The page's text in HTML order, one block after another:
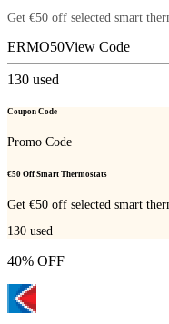
Get €50 off selected smart
ERMO50View Code
130 used
Coupon Code
Promo Code
€50 Off Smart Thermostats
Get €50 off selected smart
130 used
40% OFF